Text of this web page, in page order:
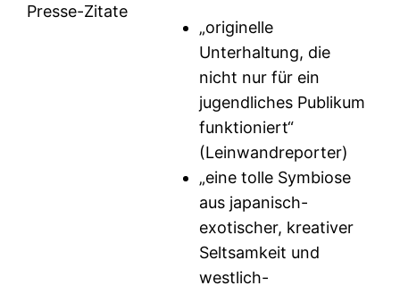
Presse-Zitate
„originelle
Unterhaltung, die
nicht nur für ein
jugendliches Publikum
funktioniert“
(Leinwandreporter)
„eine tolle Symbiose
aus japanisch-
exotischer, kreativer
Seltsamkeit und
westlich-